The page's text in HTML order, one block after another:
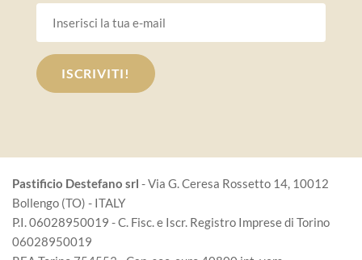
Pastificio Destefano srl - Via G. Ceresa Rossetto 14, 10012
Bollengo (TO) - ITALY
P.I. 06028950019 - C. Fisc. e Iscr. Registro Imprese di Torino
06028950019